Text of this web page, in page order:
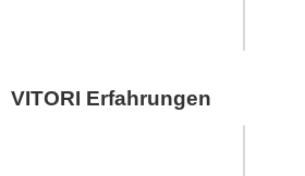
VITORI Erfahrungen